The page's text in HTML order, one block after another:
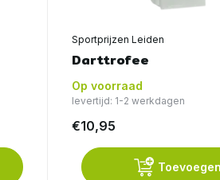
Sportprijzen Leiden
Darttrofee
Op voorraad
levertijd: 1-2 werkdagen
€10,95
Toevoegen